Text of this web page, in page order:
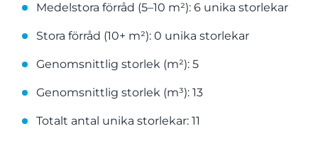
Medelstora förråd (5–10 m²): 6 unika storlekar
Stora förråd (10+ m²): 0 unika storlekar
Genomsnittlig storlek (m²): 5
Genomsnittlig storlek (m³): 13
Totalt antal unika storlekar: 11